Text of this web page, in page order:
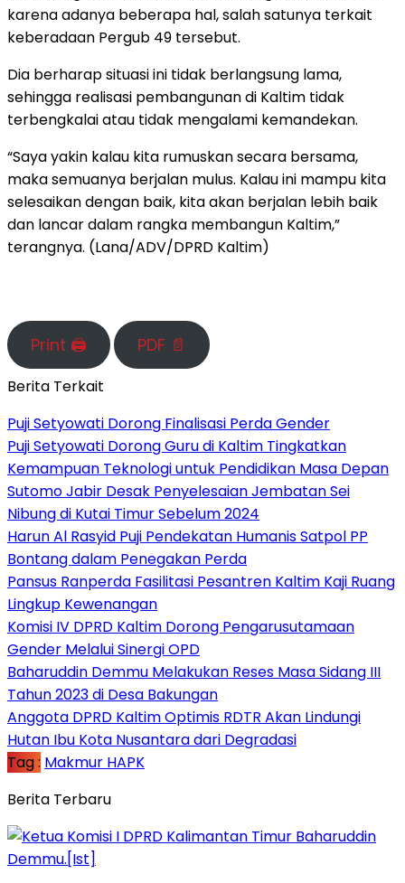
karena adanya beberapa hal, salah satunya terkait
keberadaan Pergub 49 tersebut.
Dia berharap situasi ini tidak berlangsung lama,
sehingga realisasi pembangunan di Kaltim tidak
terbengkalai atau tidak mengalami kemandekan.
“Saya yakin kalau kita rumuskan secara bersama,
maka semuanya berjalan mulus. Kalau ini mampu kita
selesaikan dengan baik, kita akan berjalan lebih baik
dan lancar dalam rangka membangun Kaltim,”
terangnya. (Lana/ADV/DPRD Kaltim)
Print 🖨 PDF 📄
Berita Terkait
Puji Setyowati Dorong Finalisasi Perda Gender
Puji Setyowati Dorong Guru di Kaltim Tingkatkan
Kemampuan Teknologi untuk Pendidikan Masa Depan
Sutomo Jabir Desak Penyelesaian Jembatan Sei
Nibung di Kutai Timur Sebelum 2024
Harun Al Rasyid Puji Pendekatan Humanis Satpol PP
Bontang dalam Penegakan Perda
Pansus Ranperda Fasilitasi Pesantren Kaltim Kaji Ruang
Lingkup Kewenangan
Komisi IV DPRD Kaltim Dorong Pengarusutamaan
Gender Melalui Sinergi OPD
Baharuddin Demmu Melakukan Reses Masa Sidang III
Tahun 2023 di Desa Bakungan
Anggota DPRD Kaltim Optimis RDTR Akan Lindungi
Hutan Ibu Kota Nusantara dari Degradasi
Tag : Makmur HAPK
Berita Terbaru